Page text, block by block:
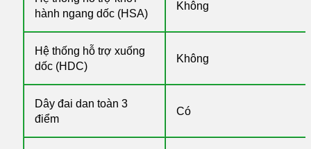
hành ngang dốc (HSA)
Không
Hệ thống hỗ trợ xuống
dốc (HDC)
Không
Dây đai dan toàn 3
điểm
Có